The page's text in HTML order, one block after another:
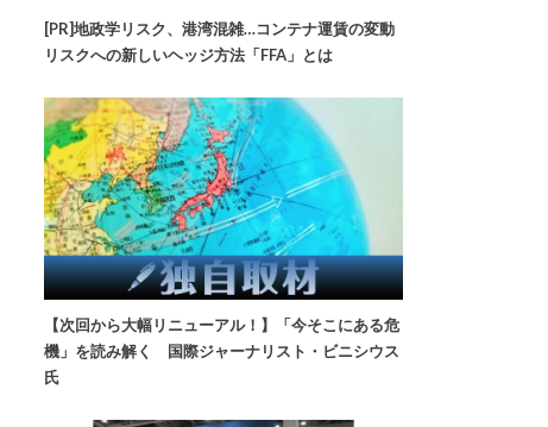
[PR]地政学リスク、港湾混雑…コンテナ運賃の変動
リスクへの新しいヘッジ方法「FFA」とは
【次回から大幅リニューアル！】「今そこにある危
機」を読み解く 国際ジャーナリスト・ビニシウス
氏